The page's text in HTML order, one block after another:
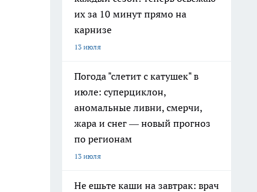
их за 10 минут прямо на
карнизе
13 июля
Погода "слетит с катушек" в
июле: суперциклон,
аномальные ливни, смерчи,
жара и снег — новый прогноз
по регионам
13 июля
Не ешьте каши на завтрак: врач